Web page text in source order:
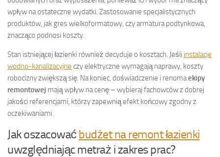
wpływ na ostateczne wydatki. Zastosowanie specjalistycznych
produktów, jak gres wielkoformatowy, czy armatura podtynkowa,
znacząco podnosi koszty.
Stan istniejącej łazienki również decyduje o kosztach. Jeśli instalacje
wodno-kanalizacyjne czy elektryczne wymagają naprawy, koszty
robocizny zwiększą się. Na koniec, doświadczenie i renomaekipy
remontowej mają wpływ na cenę – wybieraj fachowców z dobrej
jakości referencjami, którzy zapewnią efekt końcowy zgodny z
oczekiwaniami.
Jak oszacowaćbudżet na remont łazienki
uwzględniając metraż i zakres prac?